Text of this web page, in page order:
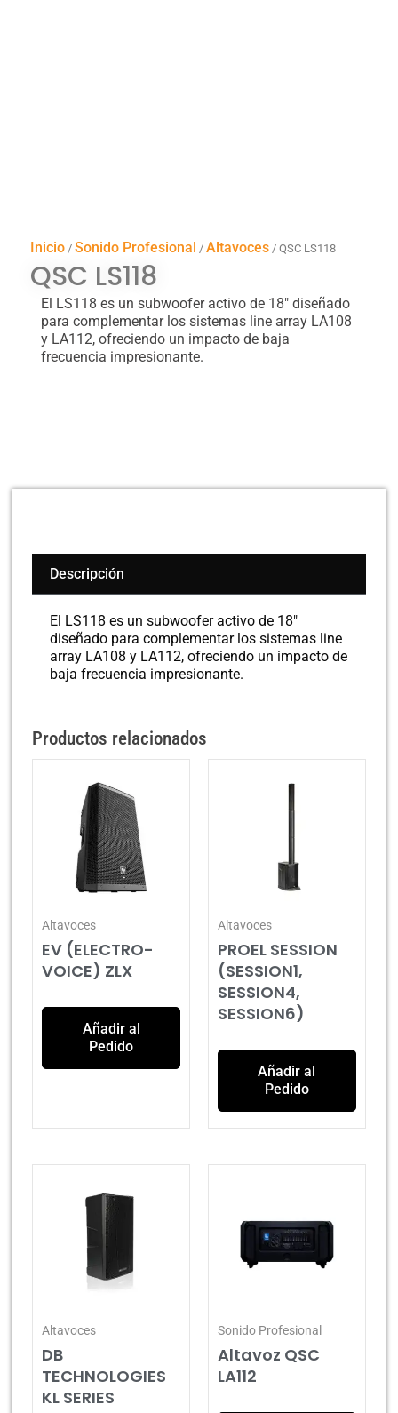
Inicio /Sonido Profesional /Altavoces / QSC LS118
QSC LS118
El LS118 es un subwoofer activo de 18″ diseñado
para complementar los sistemas line array LA108
y LA112, ofreciendo un impacto de baja
frecuencia impresionante.
Descripción
El LS118 es un subwoofer activo de 18″
diseñado para complementar los sistemas line
array LA108 y LA112, ofreciendo un impacto de
baja frecuencia impresionante.
Productos relacionados
Altavoces
EV (ELECTRO-
VOICE) ZLX
Añadir al
Pedido
Altavoces
PROEL SESSION
(SESSION1,
SESSION4,
SESSION6)
Añadir al
Pedido
Altavoces
DB
TECHNOLOGIES
KL SERIES
Sonido Profesional
Altavoz QSC
LA112